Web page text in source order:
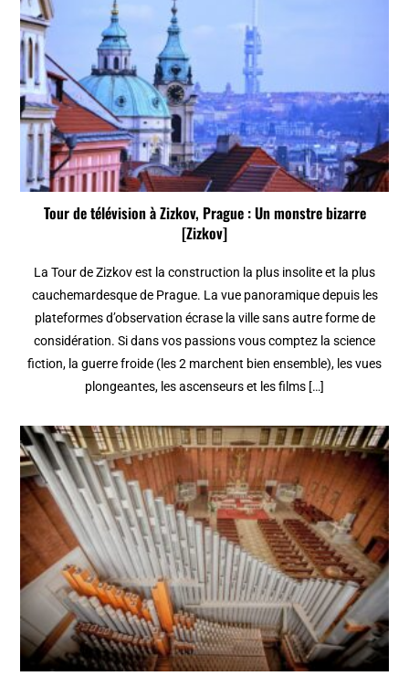
Tour de télévision à Zizkov, Prague : Un monstre bizarre
[Zizkov]
La Tour de Zizkov est la construction la plus insolite et la plus
cauchemardesque de Prague. La vue panoramique depuis les
plateformes d’observation écrase la ville sans autre forme de
considération. Si dans vos passions vous comptez la science
fiction, la guerre froide (les 2 marchent bien ensemble), les vues
plongeantes, les ascenseurs et les films […]